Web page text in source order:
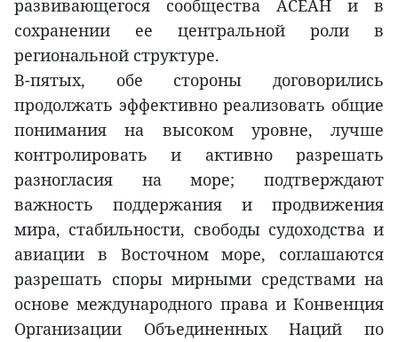
развивающегося сообщества АСЕАН и в
сохранении ее центральной роли в
региональной структуре.
В-пятых, обе стороны договорились
продолжать эффективно реализовать общие
понимания на высоком уровне, лучше
контролировать и активно разрешать
разногласия на море; подтверждают
важность поддержания и продвижения
мира, стабильности, свободы судоходства и
авиации в Восточном море, соглашаются
разрешать споры мирными средствами на
основе международного права и Конвенция
Организации Объединенных Наций по